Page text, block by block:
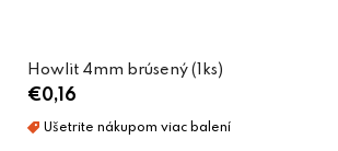
Howlit 4mm brúsený (1ks)
€0,16